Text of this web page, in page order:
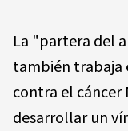
La "partera del
también trabaja
contra el
desarrollar un